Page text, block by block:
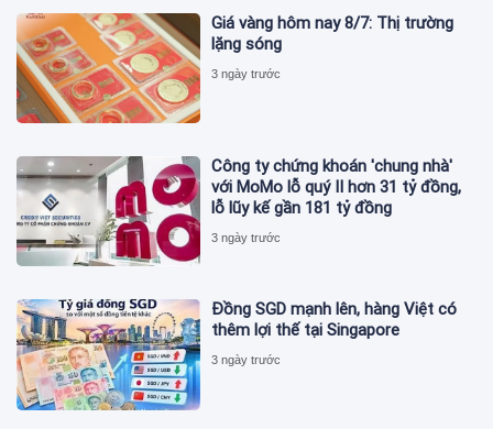
Giá vàng hôm nay 8/7: Thị trường
lặng sóng
3 ngày trước
Công ty chứng khoán 'chung nhà'
với MoMo lỗ quý II hơn 31 tỷ đồng,
lỗ lũy kế gần 181 tỷ đồng
3 ngày trước
Đồng SGD mạnh lên, hàng Việt có
thêm lợi thế tại Singapore
3 ngày trước